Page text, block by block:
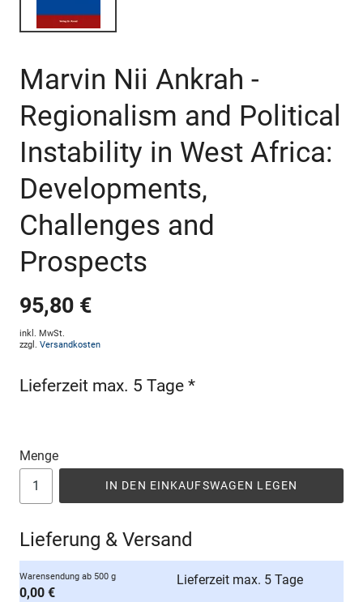
Marvin Nii Ankrah -
Regionalism and Political
Instability in West Africa:
Developments,
Challenges and
Prospects
95,80 €
inkl. MwSt.
zzgl. Versandkosten
Lieferzeit max. 5 Tage *
Menge
IN DEN EINKAUFSWAGEN LEGEN
Lieferung & Versand
Warensendung ab 500 g
0,00 €
Lieferzeit max. 5 Tage